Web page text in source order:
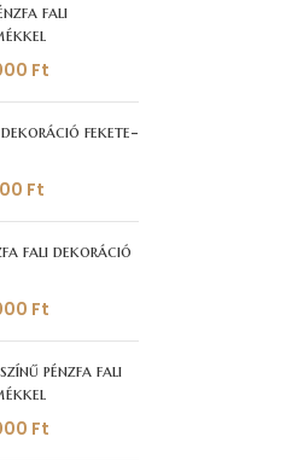
fali
Ft
fekete-
Ft
fali dekoráció
Ft
pénzfa fali
Ft